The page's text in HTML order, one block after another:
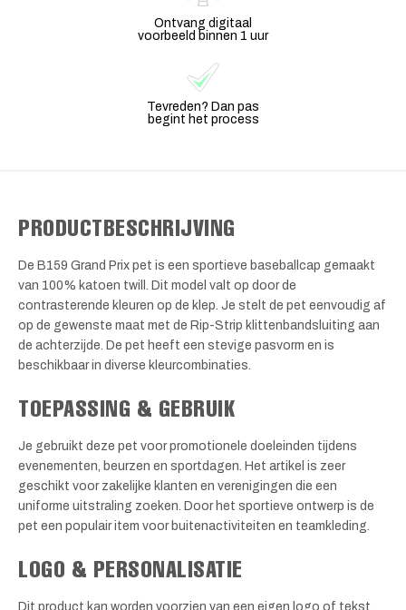
Ontvang digitaal
voorbeeld binnen 1 uur
Tevreden? Dan pas
begint het process
PRODUCTBESCHRIJVING
De B159 Grand Prix pet is een sportieve baseballcap gemaakt
van 100% katoen twill. Dit model valt op door de
contrasterende kleuren op de klep. Je stelt de pet eenvoudig af
op de gewenste maat met de Rip-Strip klittenbandsluiting aan
de achterzijde. De pet heeft een stevige pasvorm en is
beschikbaar in diverse kleurcombinaties.
TOEPASSING & GEBRUIK
Je gebruikt deze pet voor promotionele doeleinden tijdens
evenementen, beurzen en sportdagen. Het artikel is zeer
geschikt voor zakelijke klanten en verenigingen die een
uniforme uitstraling zoeken. Door het sportieve ontwerp is de
pet een populair item voor buitenactiviteiten en teamkleding.
LOGO & PERSONALISATIE
Dit product kan worden voorzien van een eigen logo of tekst.